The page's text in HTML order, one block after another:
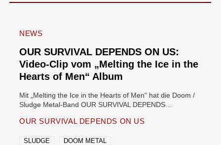
NEWS
OUR SURVIVAL DEPENDS ON US:
Video-Clip vom „Melting the Ice in the
Hearts of Men“ Album
Mit „Melting the Ice in the Hearts of Men“ hat die Doom /
Sludge Metal-Band OUR SURVIVAL DEPENDS…
OUR SURVIVAL DEPENDS ON US
SLUDGE DOOM METAL